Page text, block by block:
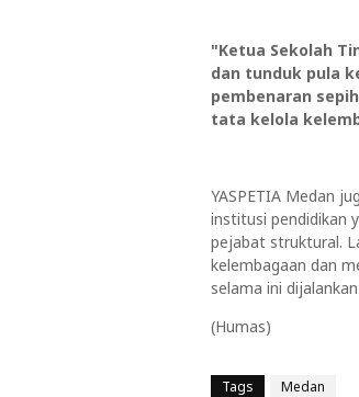
"Ketua Sekolah
dan tunduk pula
pembenaran
tata kelola
YASPETIA Medan
institusi pendidikan
pejabat struktural.
kelembagaan dan
selama ini
(Humas)
Tags Medan